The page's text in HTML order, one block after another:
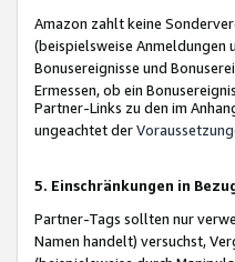
Amazon zahlt keine
(beispielsweise
Bonusereignisse und
Ermessen, ob ein
Partner-Links zu den im
ungeachtet der
5. Einschränkungen in
Partner-Tags sollten nur
Namen handelt) versuchst,